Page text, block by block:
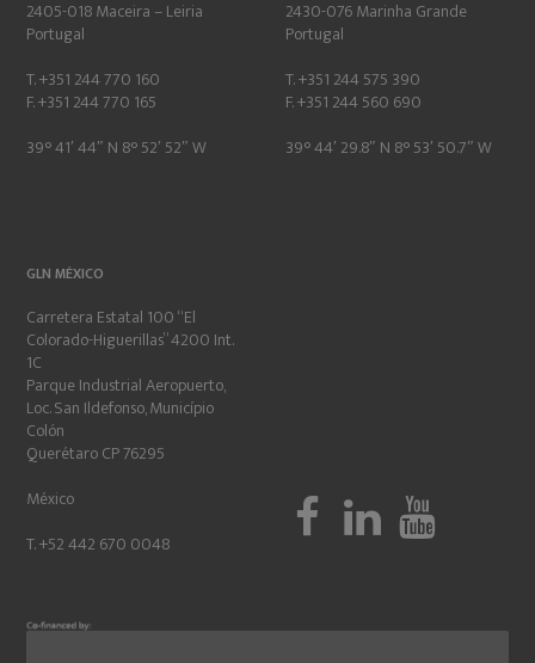
2405-018 Maceira – Leiria
Portugal
T. +351 244 770 160
F. +351 244 770 165
39° 41′ 44″ N 8° 52′ 52″ W
2430-076 Marinha Grande
Portugal
T. +351 244 575 390
F. +351 244 560 690
39° 44′ 29.8″ N 8° 53′ 50.7″ W
GLN MÉXICO
Carretera Estatal 100 “El
Colorado-Higuerillas” 4200 Int.
1C
Parque Industrial Aeropuerto,
Loc. San Ildefonso, Município
Colón
Querétaro CP 76295
México
T. +52 442 670 0048